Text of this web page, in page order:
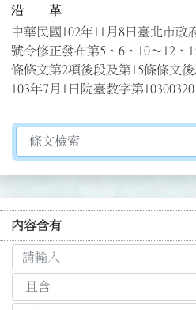
沿 革
中華民國102年11月8日臺北市政
號令修正發布第5、6、10～12、
條條文第2項後段及第15條條文
103年7月1日院臺教字第
切換選擇法規資訊內容
內容含有